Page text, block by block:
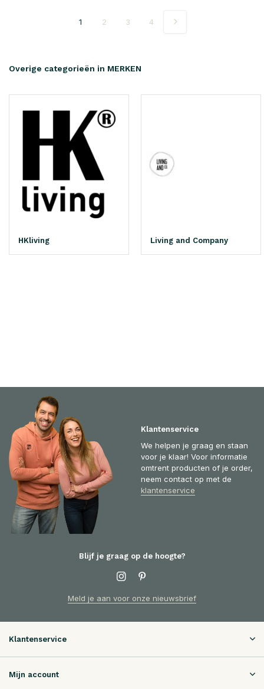
1 2 3 4
Overige categorieën in MERKEN
HKliving Living and Company
Klantenservice
We helpen je graag en staan
voor je klaar! Voor informatie
omtrent producten of je order,
neem contact op met de
klantenservice
Blijf je graag op de hoogte?
Meld je aan voor onze nieuwsbrief
Klantenservice
Mijn account